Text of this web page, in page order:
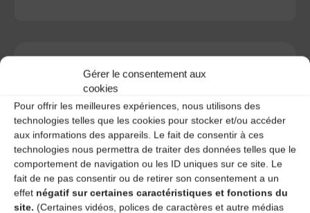
Gérer le consentement aux
cookies
Pour offrir les meilleures expériences, nous utilisons des
technologies telles que les cookies pour stocker et/ou accéder
aux informations des appareils. Le fait de consentir à ces
technologies nous permettra de traiter des données telles que le
comportement de navigation ou les ID uniques sur ce site. Le
fait de ne pas consentir ou de retirer son consentement a un
effet négatif sur certaines caractéristiques et fonctions du
site. (Certaines vidéos, polices de caractères et autre médias